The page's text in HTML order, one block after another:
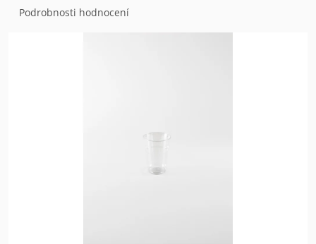
Průměrné
Podrobnosti hodnocení